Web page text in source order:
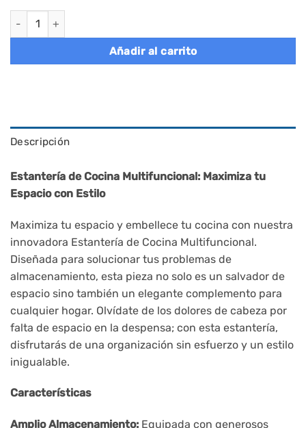
Estantería para cocina, microondas, cesta de alambre cantidad
Añadir al carrito
Descripción
Estantería de Cocina Multifuncional: Maximiza tu
Espacio con Estilo
Maximiza tu espacio y embellece tu cocina con nuestra
innovadora Estantería de Cocina Multifuncional.
Diseñada para solucionar tus problemas de
almacenamiento, esta pieza no solo es un salvador de
espacio sino también un elegante complemento para
cualquier hogar. Olvídate de los dolores de cabeza por
falta de espacio en la despensa; con esta estantería,
disfrutarás de una organización sin esfuerzo y un estilo
inigualable.
Características
Amplio Almacenamiento: Equipada con generosos